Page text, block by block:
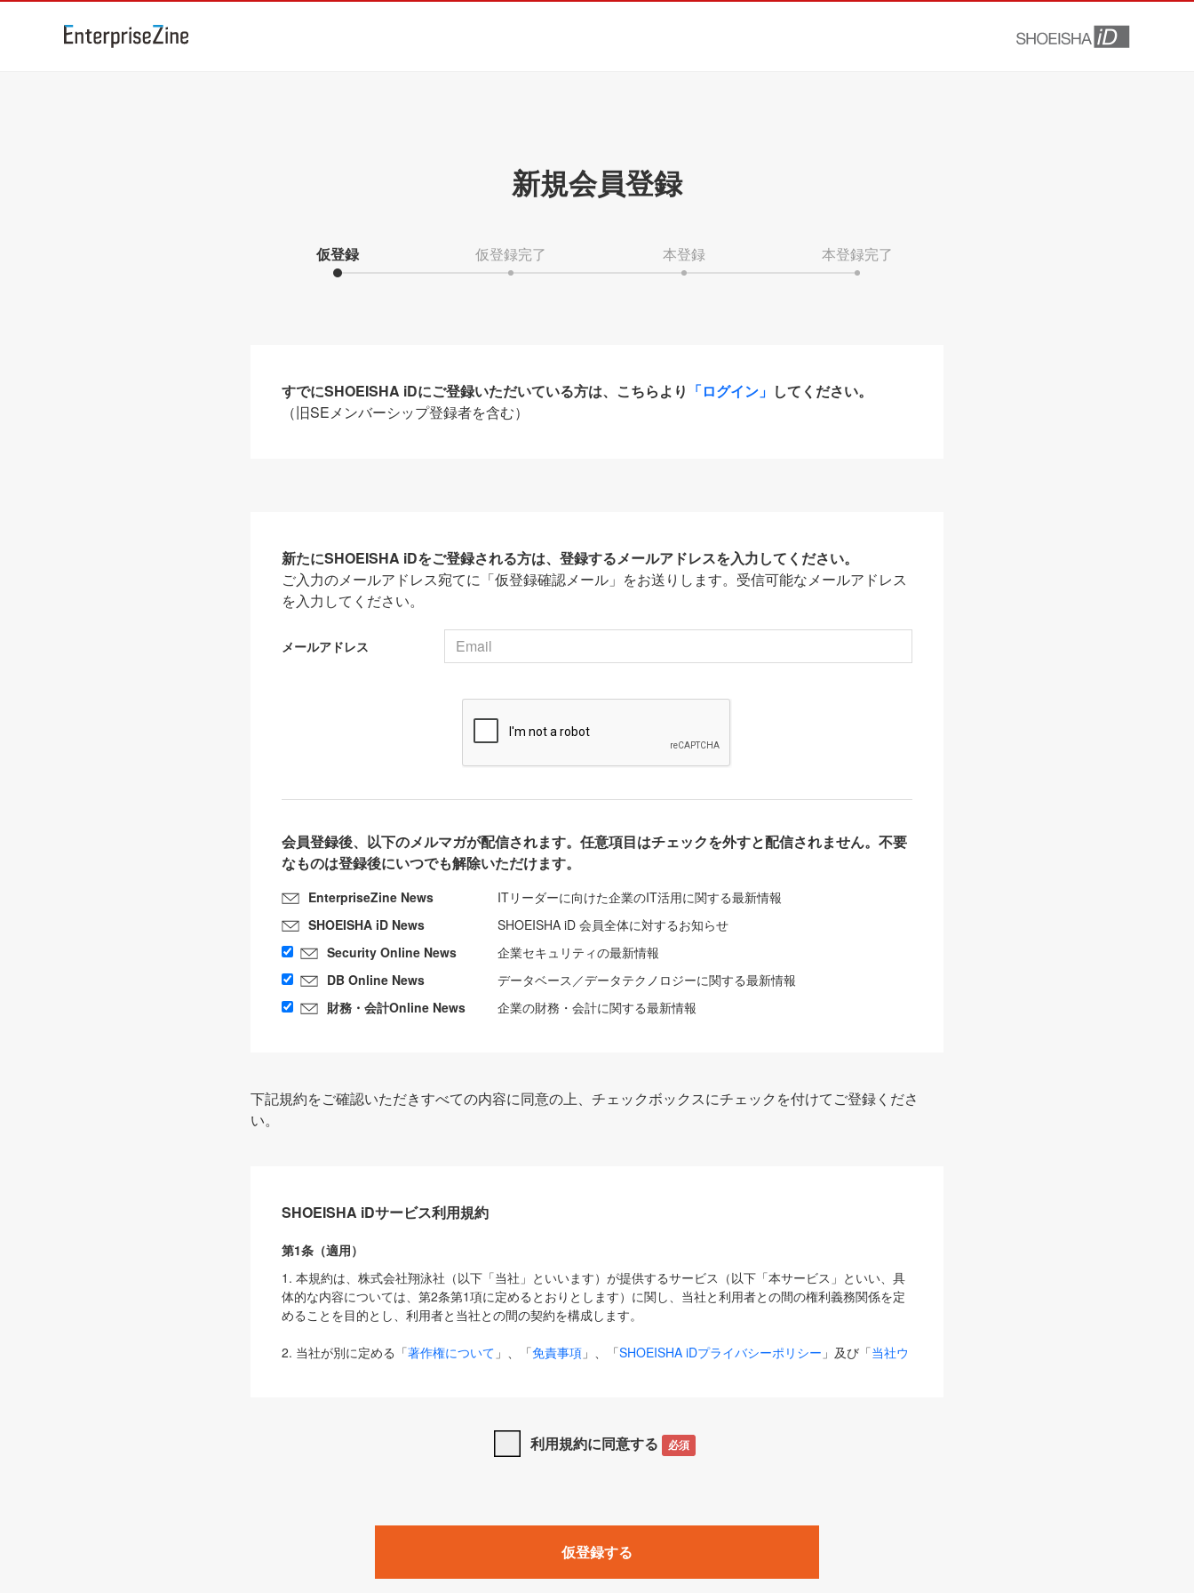
新規会員登録
仮登録 仮登録完了 本登録 本登録完了
すでにSHOEISHA iDにご登録いただいている方は、こちらより 「ログイン」 してください。
（旧SEメンバーシップ登録者を含む）
新たにSHOEISHA iDをご登録される方は、登録するメールアドレスを入力してください。
ご入力のメールアドレス宛てに「仮登録確認メール」をお送りします。受信可能なメールアドレス
を入力してください。
メールアドレス
会員登録後、以下のメルマガが配信されます。任意項目はチェックを外すと配信されません。不要
なものは登録後にいつでも解除いただけます。
EnterpriseZine News
ITリーダーに向けた企業のIT活用に関する最新情報
SHOEISHA iD News
SHOEISHA iD 会員全体に対するお知らせ
Security Online News
企業セキュリティの最新情報
DB Online News
データベース／データテクノロジーに関する最新情報
財務・会計Online News
企業の財務・会計に関する最新情報
下記規約をご確認いただきすべての内容に同意の上、チェックボックスにチェックを付けてご登録くださ
い。
SHOEISHA iDサービス利用規約
第1条（適用）
1. 本規約は、株式会社翔泳社（以下「当社」といいます）が提供するサービス（以下「本サービス」といい、具
体的な内容については、第2条第1項に定めるとおりとします）に関し、当社と利用者との間の権利義務関係を定
めることを目的とし、利用者と当社との間の契約を構成します。
2. 当社が別に定める「著作権について 」、「免責事項 」、「SHOEISHA iDプライバシーポリシー 」及び「当社ウ
は、本規約の規定が優先して適用されるものとします。
1. 「本サービス」とは、当社が提供する以下のサービス（名称や内容が変更された場合、変更後のサービスを含
みます）及びこれらサービスに関連して当社が実施するイベントやキャンペーンをいいます。
「SEBook」「SEShop」「CodeZine」「MarkeZine」「EnterpriseZine」「ECzine」「Biz/Zine」「HRzine」
利用規約に同意する 必須
仮登録する